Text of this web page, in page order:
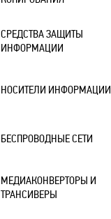
СРЕДСТВА ЗАЩИТЫ
ИНФОРМАЦИИ
НОСИТЕЛИ ИНФОРМАЦИИ
БЕСПРОВОДНЫЕ СЕТИ
МЕДИАКОНВЕРТОРЫ И
ТРАНСИВЕРЫ